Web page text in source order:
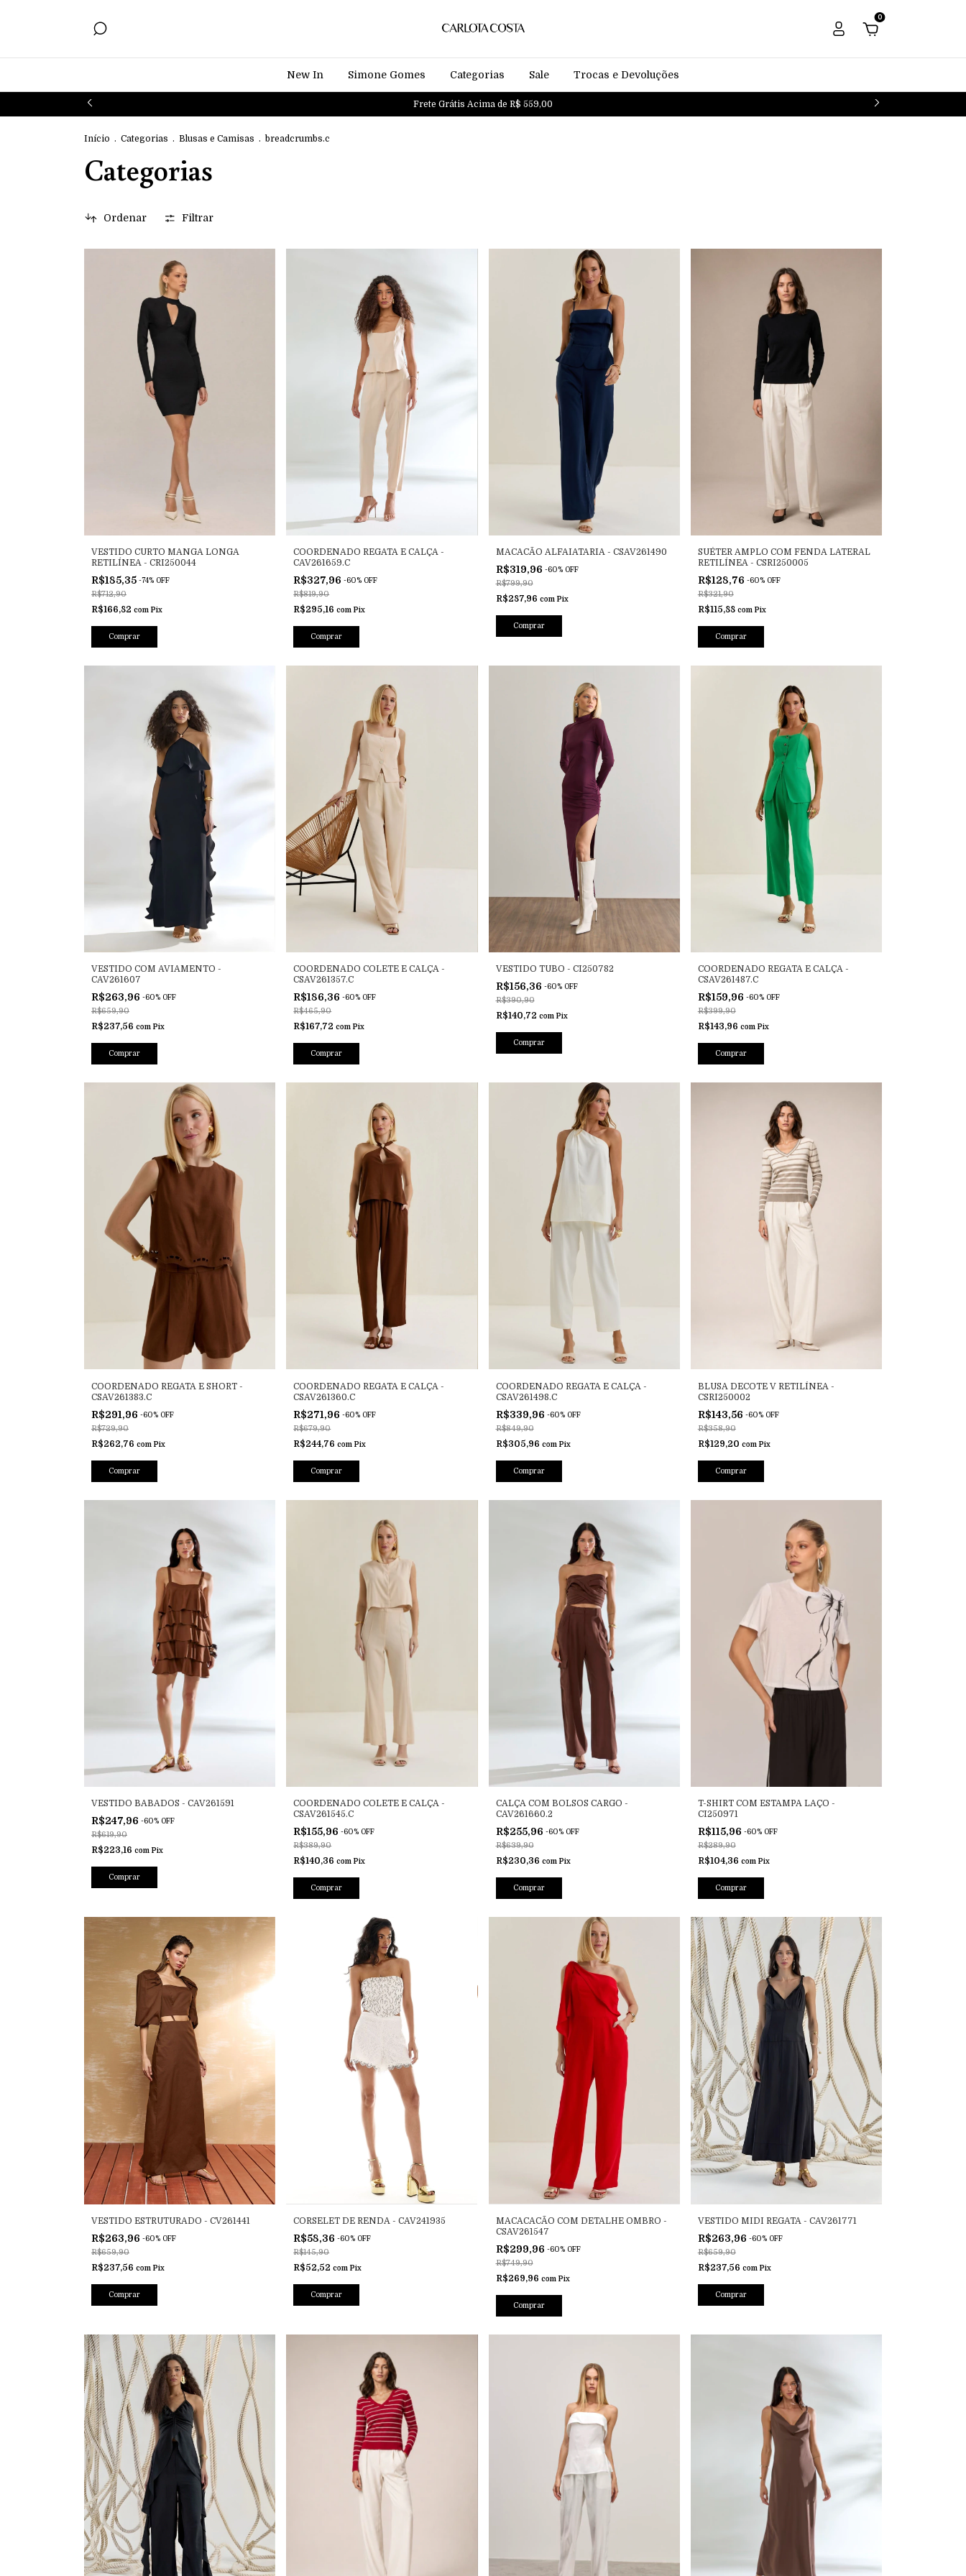
0
New In Simone Gomes Categorias Sale Trocas e Devoluções
Frete Grátis Acima de R$ 559,00
Início . Categorias . Blusas e Camisas . breadcrumbs.c
Categorias
Ordenar Filtrar
VESTIDO CURTO MANGA LONGA
RETILÍNEA - CRI250044
R$185,35 -74% OFF
R$712,90
R$166,82 com Pix
Comprar
COORDENADO REGATA E CALÇA -
CAV261659.C
R$327,96-60% OFF
R$819,90
R$295,16com Pix
Comprar
MACACÃO ALFAIATARIA - CSAV261490
R$319,96 -60% OFF
R$799,90
R$287,96 com Pix
Comprar
SUÉTER AMPLO COM FENDA LATERAL
RETILÍNEA - CSRI250005
R$128,76 -60% OFF
R$321,90
R$115,88 com Pix
Comprar
VESTIDO COM AVIAMENTO -
CAV261607
R$263,96 -60% OFF
R$659,90
R$237,56 com Pix
Comprar
COORDENADO COLETE E CALÇA -
CSAV261357.C
R$186,36-60% OFF
R$465,90
R$167,72com Pix
Comprar
VESTIDO TUBO - CI250782
R$156,36 -60% OFF
R$390,90
R$140,72 com Pix
Comprar
COORDENADO REGATA E CALÇA -
CSAV261487.C
R$159,96 -60% OFF
R$399,90
R$143,96 com Pix
Comprar
COORDENADO REGATA E SHORT -
CSAV261383.C
R$291,96 -60% OFF
R$729,90
R$262,76 com Pix
Comprar
COORDENADO REGATA E CALÇA -
CSAV261360.C
R$271,96-60% OFF
R$679,90
R$244,76com Pix
Comprar
COORDENADO REGATA E CALÇA -
CSAV261498.C
R$339,96 -60% OFF
R$849,90
R$305,96 com Pix
Comprar
BLUSA DECOTE V RETILÍNEA -
CSRI250002
R$143,56 -60% OFF
R$358,90
R$129,20 com Pix
Comprar
VESTIDO BABADOS - CAV261591
R$247,96 -60% OFF
R$619,90
R$223,16 com Pix
Comprar
COORDENADO COLETE E CALÇA -
CSAV261545.C
R$155,96-60% OFF
R$389,90
R$140,36com Pix
Comprar
CALÇA COM BOLSOS CARGO -
CAV261660.2
R$255,96 -60% OFF
R$639,90
R$230,36 com Pix
Comprar
T-SHIRT COM ESTAMPA LAÇO -
CI250971
R$115,96 -60% OFF
R$289,90
R$104,36 com Pix
Comprar
VESTIDO ESTRUTURADO - CV261441
R$263,96 -60% OFF
R$659,90
R$237,56 com Pix
Comprar
CORSELET DE RENDA - CAV241935
R$58,36-60% OFF
R$145,90
R$52,52com Pix
Comprar
MACACACÃO COM DETALHE OMBRO -
CSAV261547
R$299,96 -60% OFF
R$749,90
R$269,96 com Pix
Comprar
VESTIDO MIDI REGATA - CAV261771
R$263,96 -60% OFF
R$659,90
R$237,56 com Pix
Comprar